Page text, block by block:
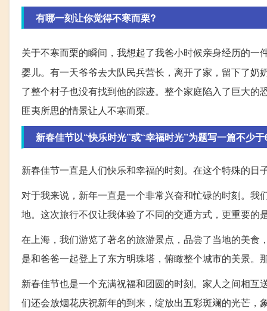
有哪一刻让你觉得不寒而栗?
关于不寒而栗的瞬间，我想起了我爸小时候亲身经历的
婴儿。有一天爷爷去大队民兵营长，离开了家，留下了
了整个村子也没有找到他的踪迹。整个家庭陷入了巨大
匪夷所思的情景让人不寒而栗。
新春佳节以“快乐时光”或“幸福时光”为题写一篇不少
新春佳节一直是人们快乐和幸福的时刻。在这个特殊的日
对于我来说，新年一直是一个非常兴奋和忙碌的时刻。
地。这次旅行不仅让我体验了不同的交通方式，更重要的
在上海，我们游览了著名的旅游景点，品尝了当地的美
是和爸爸一起登上了东方明珠塔，俯瞰整个城市的美景。
新春佳节也是一个充满祝福和团圆的时刻。家人之间相
们还会放烟花庆祝新年的到来，绽放出五彩斑斓的光芒，